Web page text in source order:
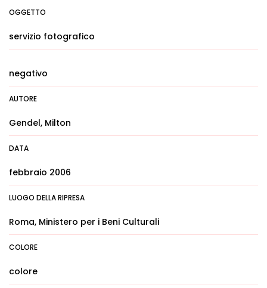
OGGETTO
servizio fotografico
negativo
AUTORE
Gendel, Milton
DATA
febbraio 2006
LUOGO DELLA RIPRESA
Roma, Ministero per i Beni Culturali
COLORE
colore